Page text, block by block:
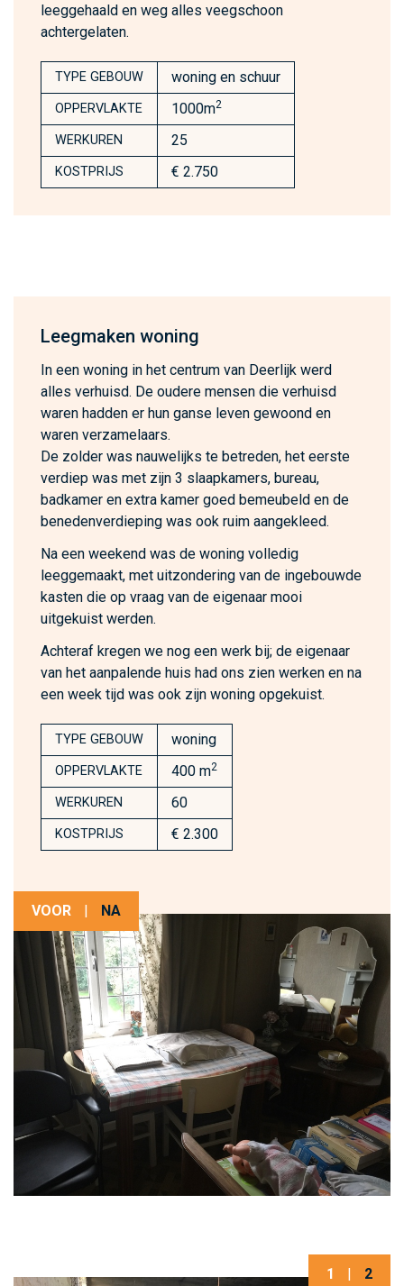
leeggehaald en weg alles veegschoon
achtergelaten.
TYPE GEBOUW woning en schuur
OPPERVLAKTE 1000m2
WERKUREN 25
KOSTPRIJS € 2.750
Leegmaken woning
In een woning in het centrum van Deerlijk werd
alles verhuisd. De oudere mensen die verhuisd
waren hadden er hun ganse leven gewoond en
waren verzamelaars.
De zolder was nauwelijks te betreden, het eerste
verdiep was met zijn 3 slaapkamers, bureau,
badkamer en extra kamer goed bemeubeld en de
benedenverdieping was ook ruim aangekleed.
Na een weekend was de woning volledig
leeggemaakt, met uitzondering van de ingebouwde
kasten die op vraag van de eigenaar mooi
uitgekuist werden.
Achteraf kregen we nog een werk bij; de eigenaar
van het aanpalende huis had ons zien werken en na
een week tijd was ook zijn woning opgekuist.
TYPE GEBOUW woning
OPPERVLAKTE 400 m2
WERKUREN 60
KOSTPRIJS € 2.300
VOOR | NA
1 2